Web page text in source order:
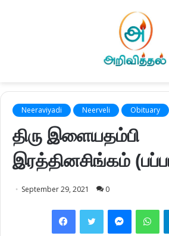
Neeraviyadi Neerveli Obituary
திரு இளையதம்பி
இரத்தினசிங்கம்
September 29, 2021 0
FacebookTwitter